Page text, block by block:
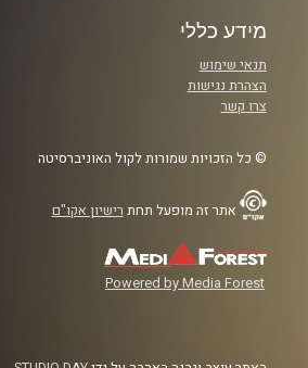
מידע כללי
תנאי שימוש
הצהרת נגישות
צרו קשר
© כל הזכויות שמורות לקול האוניברסיטה
אתר זה מופעל תחת רישיון אקו"ם
Powered by Media Forest